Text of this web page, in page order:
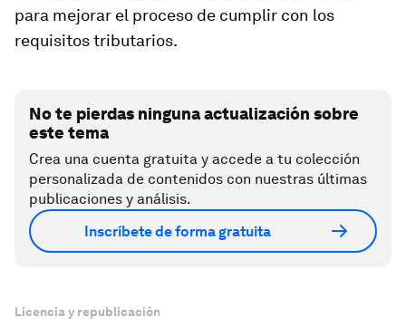
para mejorar el proceso de cumplir con los
requisitos tributarios.
No te pierdas ninguna actualización sobre
este tema
Crea una cuenta gratuita y accede a tu colección
personalizada de contenidos con nuestras últimas
publicaciones y análisis.
Inscríbete de forma gratuita
Licencia y republicación